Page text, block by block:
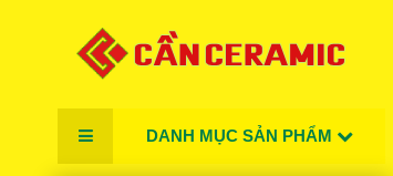
DANH MỤC SẢN PHẨM